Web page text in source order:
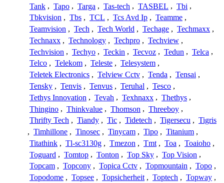
Tank , Tapo , Targa , Tas-tech , TASBEL , Tbi ,
Tbkvision , Tbs , TCL , Tcs Avd Ip , Teamme ,
Teamvision , Tech , Tech World , Techage , Techmaxx ,
Technaxx , Technology , Techpro , Techview ,
Techvision , Techyo , Teckin , Tecvoz , Tedun , Telca ,
Telco , Telekom , Teleste , Telesystem ,
Teletek Electronics , Telview Cctv , Tenda , Tensai ,
Tensky , Tenvis , Tenvus , Teruhal , Tesco ,
Tethys Innovation , Tevah , Texhnaxx , Thethys ,
Thingino , Thinkvalue , Thomson , Threeboy ,
Thrifty Tech , Tiandy , Tic , Tidetech , Tigersecu , Tigris
, Timhillone , Tinosec , Tinycam , Tipo , Titanium ,
Titathink , Tl-sc3130g , Tmezon , Tmt , Toa , Toaioho ,
Toguard , Tomtop , Tonton , Top Sky , Top Vision ,
Topcam , Topcony , Topica Cctv , Topmountain , Topo ,
Topodome , Topsee , Topsicherheit , Toptech , Topway ,